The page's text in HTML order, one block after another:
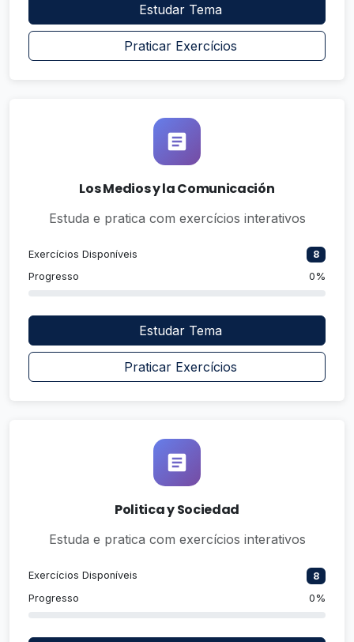
Estudar Tema
Praticar Exercícios
Los Medios y la Comunicación
Estuda e pratica com exercícios interativos
Exercícios Disponíveis
8
Progresso
0%
Estudar Tema
Praticar Exercícios
Politica y Sociedad
Estuda e pratica com exercícios interativos
Exercícios Disponíveis
8
Progresso
0%